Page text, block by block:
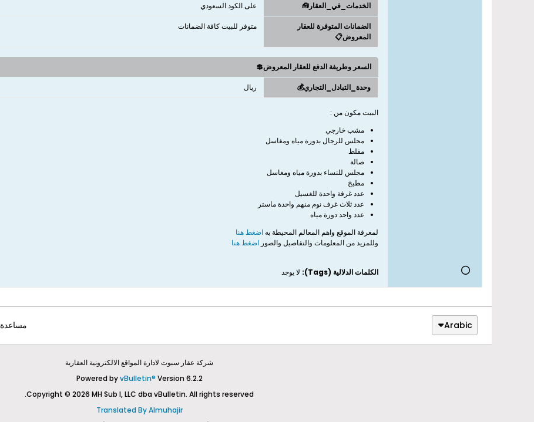
الخدمات_في_العقار🧰 على الكود السعودي
الضمانات المتوفرة للعقار
المعروض📋
متوفر للبيت كافة الضمانات
السعر وطريفة الدفع للعقار المعروض💲
وحدة_التبادل_التجاري💰 ريال
البيت مكون من :
مشب خارجي
مجلس للرجال بدورة مياه ومغاسل
مقلط
صالة
مجلس للنساء بدورة مياه ومغاسل
مطبخ
عدد غرفة واحدة للغسيل
عدد ثلاث غرف نوم منهم واحدة ماستر
عدد واحد دورة مياه
لمعرفة الموقع واهم المعالم المحيطة بهاضغط هنا
وللمزيد من المعلومات والتفاصيل والصور اضغط هنا
الكلمات الدلالية (Tags): لا يوجد
Arabic مساعدة
شركة عقار سبوت لادارة المواقع الالكترونية العقارية
Powered byvBulletin® Version 6.2.2
Copyright © 2026 MH Sub I, LLC dba vBulletin. All rights reserved.
Translated By Almuhajir